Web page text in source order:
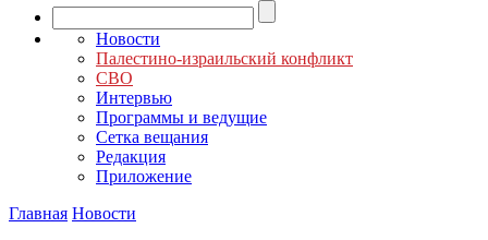
Новости
Палестино-израильский конфликт
СВО
Интервью
Программы и ведущие
Сетка вещания
Редакция
Приложение
Главная Новости